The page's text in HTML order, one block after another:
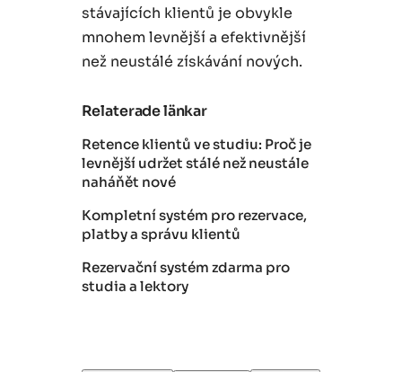
stávajících klientů je obvykle
mnohem levnější a efektivnější
než neustálé získávání nových.
Relaterade länkar
Retence klientů ve studiu: Proč je
levnější udržet stálé než neustále
naháňět nové
Kompletní systém pro rezervace,
platby a správu klientů
Rezervační systém zdarma pro
studia a lektory